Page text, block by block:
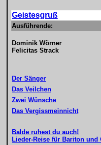
Geistesgruß
Ausführende:
Dominik Wörner
Felicitas Strack
Der Sänger
Das Veilchen
Zwei Wünsche
Das Vergissmeinnicht
Balde ruhest du auch!
Lieder-Reise für Bariton und